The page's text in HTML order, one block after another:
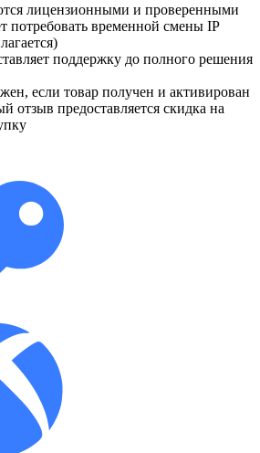
лицензионными и проверенными
потребовать временной смены IP
поддержку до полного решения
если товар получен и активирован
отзыв предоставляется скидка на